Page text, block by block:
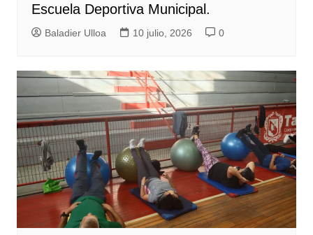
Escuela Deportiva Municipal.
Baladier Ulloa 10 julio, 2026 0